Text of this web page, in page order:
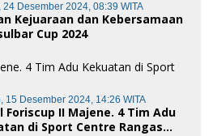
24 Desember 2024, 08:39 WITA
Kejuaraan dan Kebersamaan
Cup 2024
15 Desember 2024, 14:26 WITA
Foriscup II Majene. 4 Tim Adu
di Sport Centre Rangas